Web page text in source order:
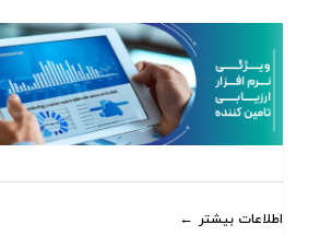
اطلاعات بیشتر